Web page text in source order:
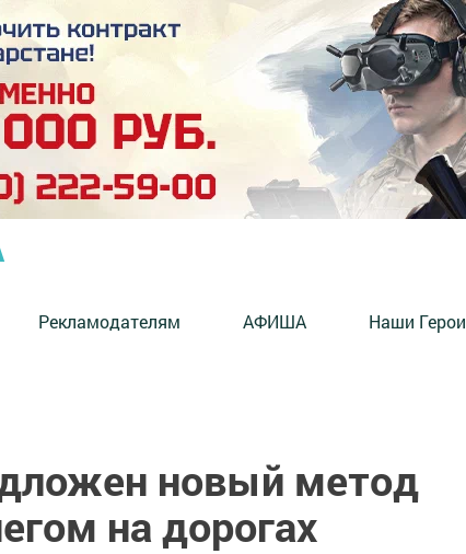
Рекламодателям АФИША Наши Герои
новый метод
на дорогах